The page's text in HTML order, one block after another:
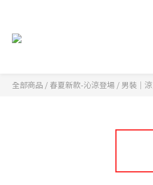
全部商品 / 春夏新款-沁涼登場 / 男裝｜